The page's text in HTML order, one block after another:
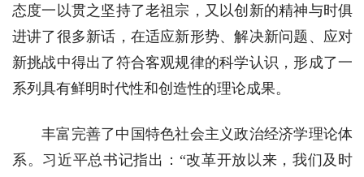
态度一以贯之坚持了老祖宗，又以创新的精神与时俱
进讲了很多新话，在适应新形势、解决新问题、应对
新挑战中得出了符合客观规律的科学认识，形成了一
系列具有鲜明时代性和创造性的理论成果。
丰富完善了中国特色社会主义政治经济学理论体
系。习近平总书记指出：“改革开放以来，我们及时